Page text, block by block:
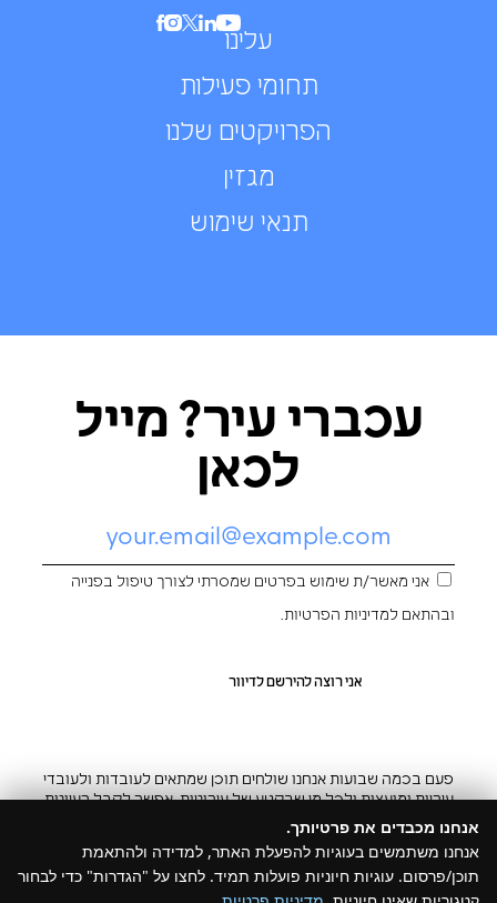
עלינו
תחומי פעילות
הפרויקטים שלנו
מגזין
תנאי שימוש
עכברי עיר? מייל
לכאן
אני מאשר/ת שימוש בפרטים שמסרתי לצורך טיפול בפנייה
ובהתאם למדיניות הפרטיות.
פעם בכמה שבועות אנחנו שולחים תוכן שמתאים לעובדות ולעובדי
עיריות ומועצות ולכל מי שבקטע של עירוניות. אפשר לקבל רעיונות
אנחנו מכבדים את פרטיותך.
אנחנו משתמשים בעוגיות להפעלת האתר, למדידה ולהתאמת
תוכן/פרסום. עוגיות חיוניות פועלות תמיד. לחצו על "הגדרות" כדי לבחור